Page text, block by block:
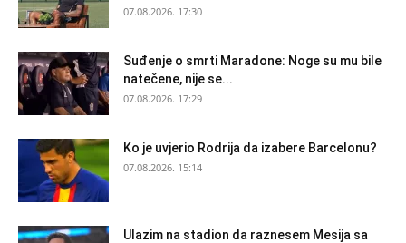
07.08.2026. 17:30
Suđenje o smrti Maradone: Noge su mu bile
natečene, nije se...
07.08.2026. 17:29
Ko je uvjerio Rodrija da izabere Barcelonu?
07.08.2026. 15:14
Ulazim na stadion da raznesem Mesija sa